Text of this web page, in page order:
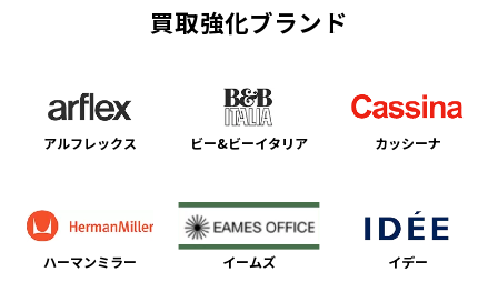
買取強化ブランド
アルフレックス ビー&ビーイタリア カッシーナ
ハーマンミラー イームズ イデー